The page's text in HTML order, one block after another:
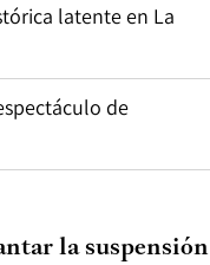
latente en La
de
la suspensión